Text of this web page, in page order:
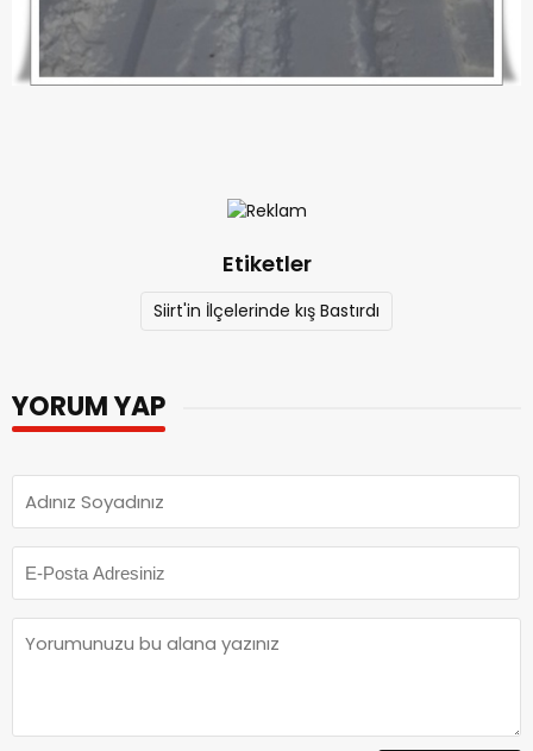
Etiketler
Siirt'in İlçelerinde kış Bastırdı
YORUM YAP